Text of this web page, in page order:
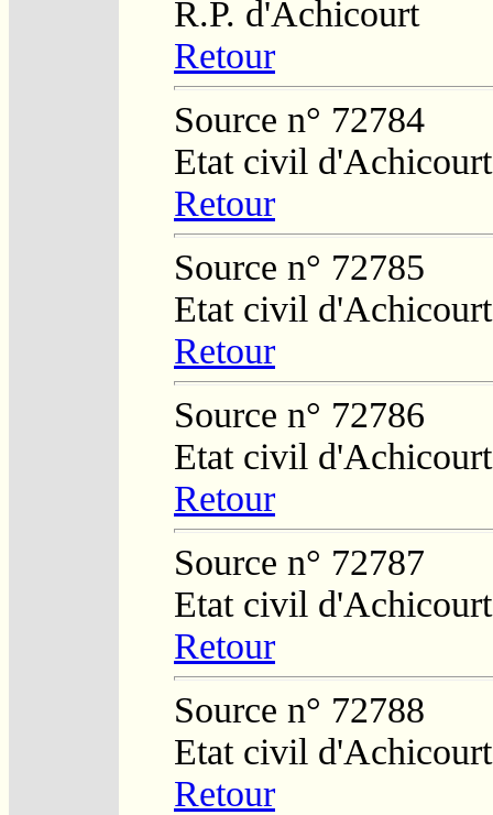
R.P. d'Achicourt
Retour
Source n° 72784
Etat civil d'Achicourt
Retour
Source n° 72785
Etat civil d'Achicourt
Retour
Source n° 72786
Etat civil d'Achicourt
Retour
Source n° 72787
Etat civil d'Achicourt
Retour
Source n° 72788
Etat civil d'Achicourt
Retour